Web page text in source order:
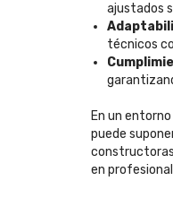
ajustados
técnicos
En un
puede
en